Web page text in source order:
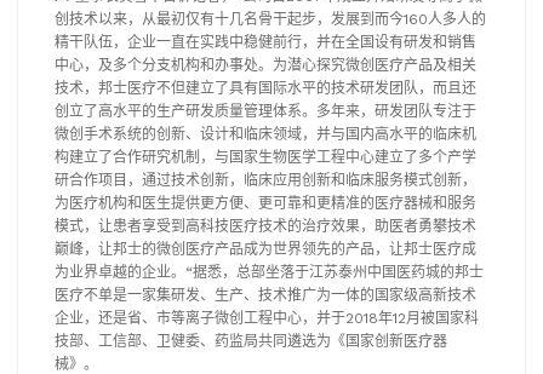
创技术以来，从最初仅有十几名骨干起步，发展到而今160人多人的
精干队伍，企业一直在实践中稳健前行，并在全国设有研发和销售
中心，及多个分支机构和办事处。为潜心探究微创医疗产品及相关
技术，邦士医疗不但建立了具有国际水平的技术研发团队，而且还
创立了高水平的生产研发质量管理体系。多年来，研发团队专注于
微创手术系统的创新、设计和临床领域，并与国内高水平的临床机
构建立了合作研究机制，与国家生物医学工程中心建立了多个产学
研合作项目，通过技术创新，临床应用创新和临床服务模式创新，
为医疗机构和医生提供更方便、更可靠和更精准的医疗器械和服务
模式，让患者享受到高科技医疗技术的治疗效果，助医者勇攀技术
巅峰，让邦士的微创医疗产品成为世界领先的产品，让邦士医疗成
为业界卓越的企业。“据悉，总部坐落于江苏泰州中国医药城的邦士
医疗不单是一家集研发、生产、技术推广为一体的国家级高新技术
企业，还是省、市等离子微创工程中心，并于2018年12月被国家科
技部、工信部、卫健委、药监局共同遴选为《国家创新医疗器
械》。